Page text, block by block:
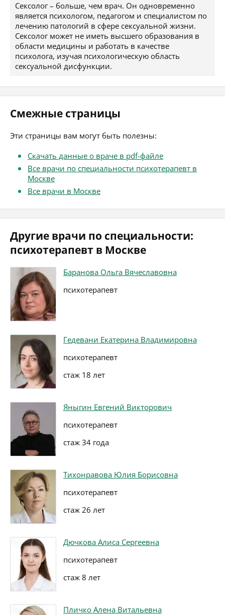
Сексолог – больше, чем врач. Он одновременно
является психологом, педагогом и специалистом по
лечению патологий в сфере сексуальной жизни.
Сексолог может не иметь высшего образования в
области медицины и работать в качестве
психолога, изучая психологическую область
сексуальной дисфункции.
Смежные страницы
Эти страницы вам могут быть полезны:
Скачать данные о враче в pdf-файле
Все врачи по специальности психотерапевт в
Москве
Все врачи в Москве
Другие врачи по специальности:
психотерапевт в Москве
Баранова Ольга Вячеславовна
психотерапевт
Гедевани Екатерина Владимировна
психотерапевт
стаж 18 лет
Яныгин Евгений Викторович
психотерапевт
стаж 34 года
Тихонравова Юлия Борисовна
психотерапевт
стаж 26 лет
Дючкова Алиса Сергеевна
психотерапевт
стаж 8 лет
Пличко Алена Витальевна